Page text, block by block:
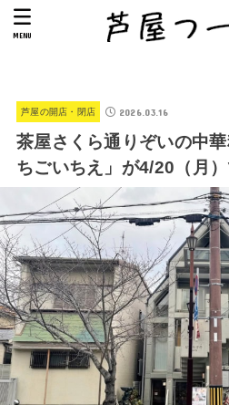
MENU
芦屋の開店・閉店 2026.03.16
茶屋さくら通りぞいの中
ちごいちえ」が4/20（月